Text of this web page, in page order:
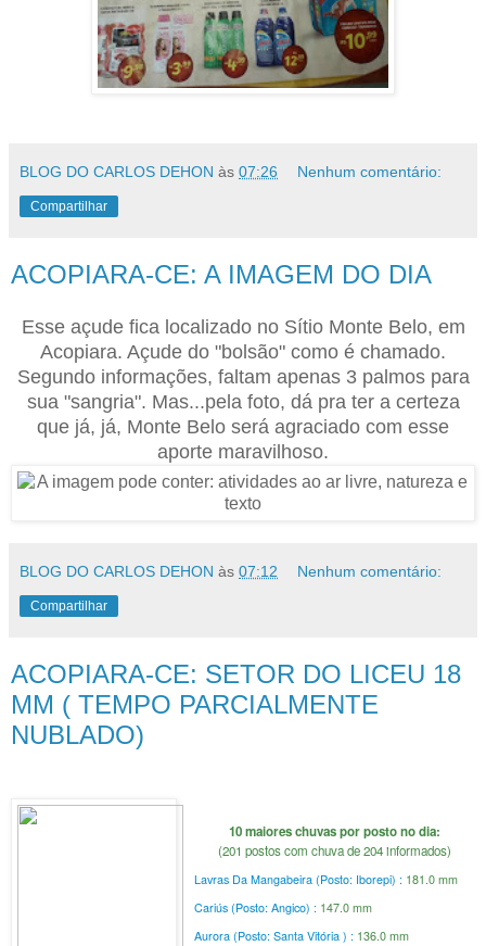
BLOG DO CARLOS DEHON às 07:26 Nenhum comentário:
Compartilhar
ACOPIARA-CE: A IMAGEM DO DIA
Esse açude fica localizado no Sítio Monte Belo, em
Acopiara. Açude do "bolsão" como é chamado.
Segundo informações, faltam apenas 3 palmos para
sua "sangria". Mas...pela foto, dá pra ter a certeza
que já, já, Monte Belo será agraciado com esse
aporte maravilhoso.
BLOG DO CARLOS DEHON às 07:12 Nenhum comentário:
Compartilhar
ACOPIARA-CE: SETOR DO LICEU 18
MM ( TEMPO PARCIALMENTE
NUBLADO)
10 maiores chuvas por posto no dia:
(201 postos com chuva de 204 informados)
Lavras Da Mangabeira (Posto: Iborepi) : 181.0 mm
Cariús (Posto: Angico) : 147.0 mm
Aurora (Posto: Santa Vitória ) : 136.0 mm